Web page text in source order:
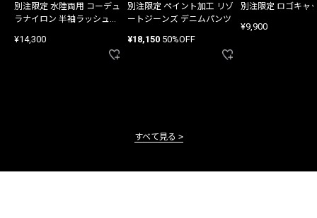
別注限定 水陸両用 コーデュ
ラナイロン 半袖ラッシュガ
¥14,300
別注限定 ペイント加工 リゾ
ートジーンズ デニムパンツ
¥18,150 50%OFF
別注限定 ロゴキャ
¥9,900
すべて見る